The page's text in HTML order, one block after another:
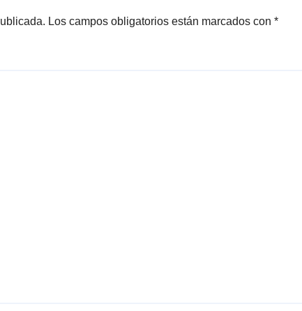
Los campos obligatorios están marcados con *